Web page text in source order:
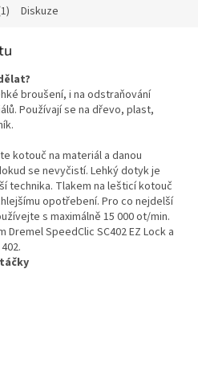
Diskuze
broušení, i na odstraňování
Používají se na dřevo, plast,
kotouč na materiál a danou
se nevyčistí. Lehký dotyk je
technika. Tlakem na lešticí kotouč
opotřebení. Pro co nejdelší
s maximálně 15 000 ot/min.
SpeedClic SC402 EZ Lock a